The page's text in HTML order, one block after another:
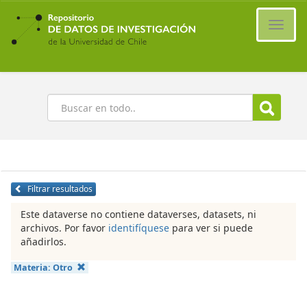
Ir
contenido
principal
Buscar
Filtrar resultados
Este dataverse no contiene dataverses, datasets, ni
archivos. Por favor identifíquese para ver si puede
añadirlos.
Materia: Otro